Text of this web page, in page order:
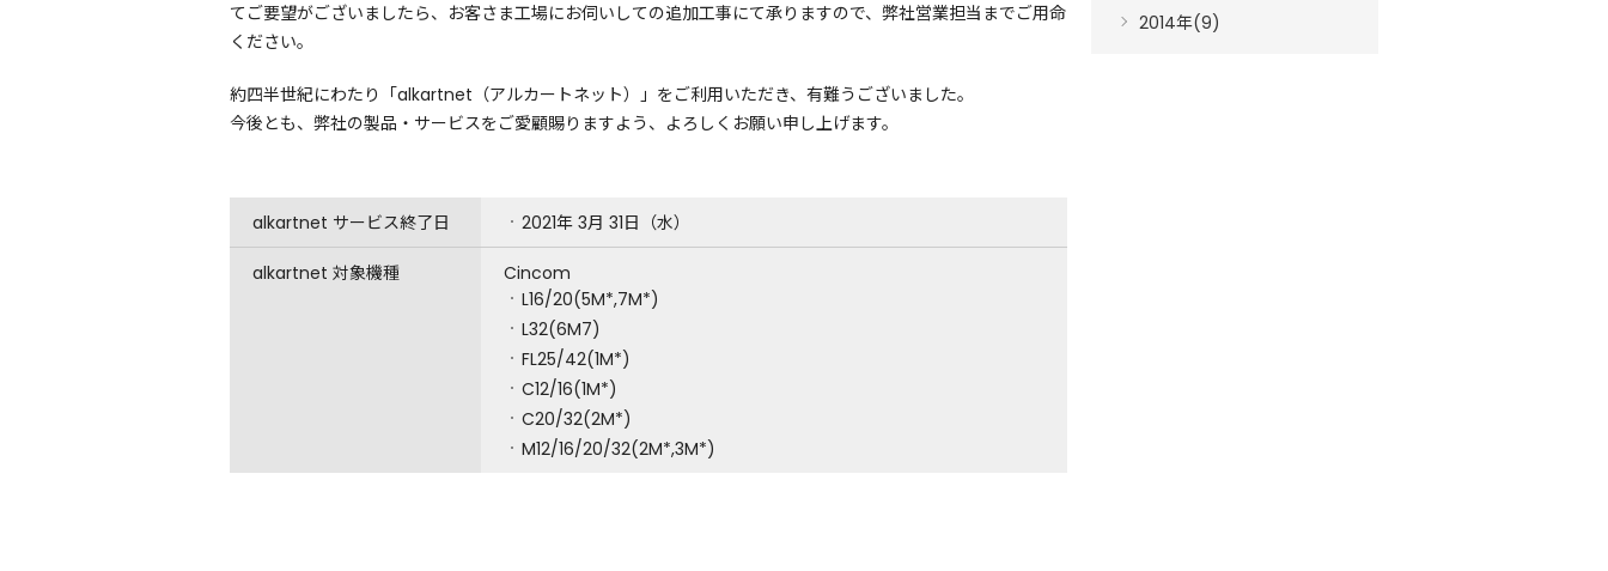
てご要望がございましたら、お客さま工場にお伺いしての追加工事にて承りますので、弊社営業担当までご用命
ください。
約四半世紀にわたり「alkartnet（アルカートネット）」をご利用いただき、有難うございました。
今後とも、弊社の製品・サービスをご愛顧賜りますよう、よろしくお願い申し上げます。
alkartnet サービス終了日 2021年 3月 31日（水）
alkartnet 対象機種
Cincom
L16/20(5M*,7M*)
L32(6M7)
FL25/42(1M*)
C12/16(1M*)
C20/32(2M*)
M12/16/20/32(2M*,3M*)
2014年(9)